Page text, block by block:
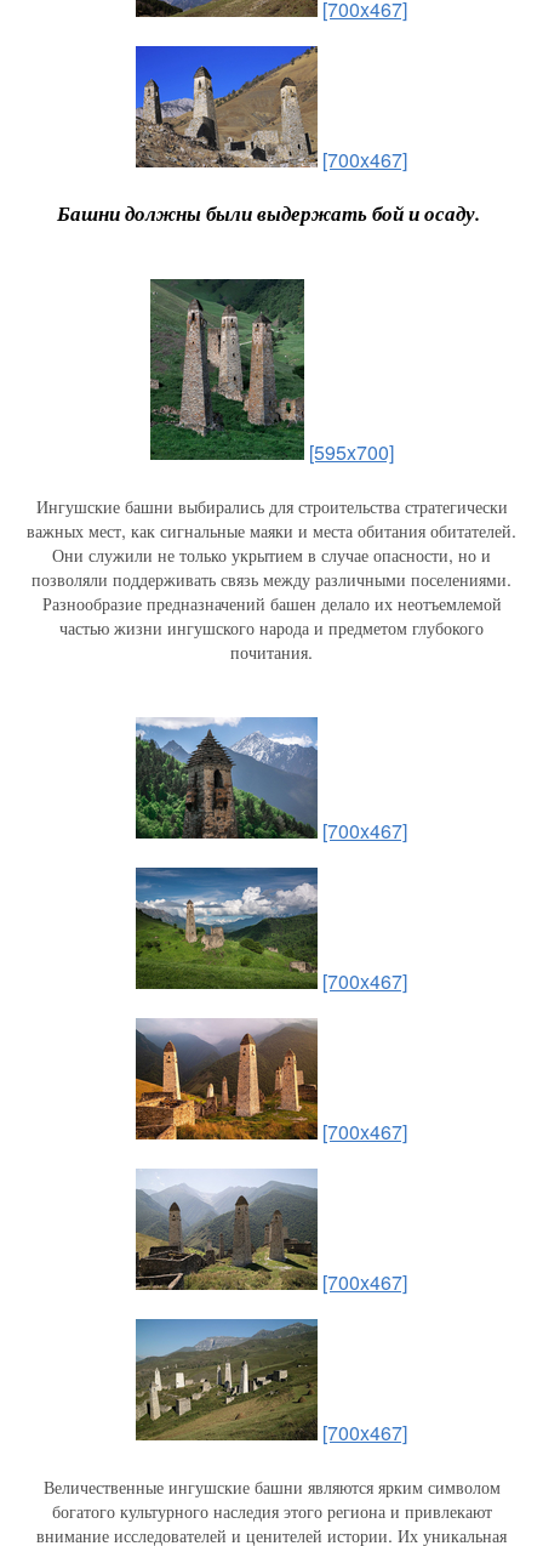
[700x467]
[700x467]
Башни должны были выдержать бой и осаду.
[595x700]
Ингушские башни выбирались для строительства стратегически
важных мест, как сигнальные маяки и места обитания обитателей.
Они служили не только укрытием в случае опасности, но и
позволяли поддерживать связь между различными поселениями.
Разнообразие предназначений башен делало их неотъемлемой
частью жизни ингушского народа и предметом глубокого
почитания.
[700x467]
[700x467]
[700x467]
[700x467]
[700x467]
Величественные ингушские башни являются ярким символом
богатого культурного наследия этого региона и привлекают
внимание исследователей и ценителей истории. Их уникальная